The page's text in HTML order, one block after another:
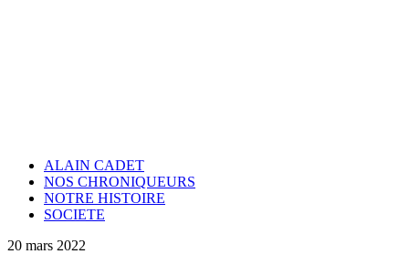
ALAIN CADET
NOS CHRONIQUEURS
NOTRE HISTOIRE
SOCIETE
20 mars 2022